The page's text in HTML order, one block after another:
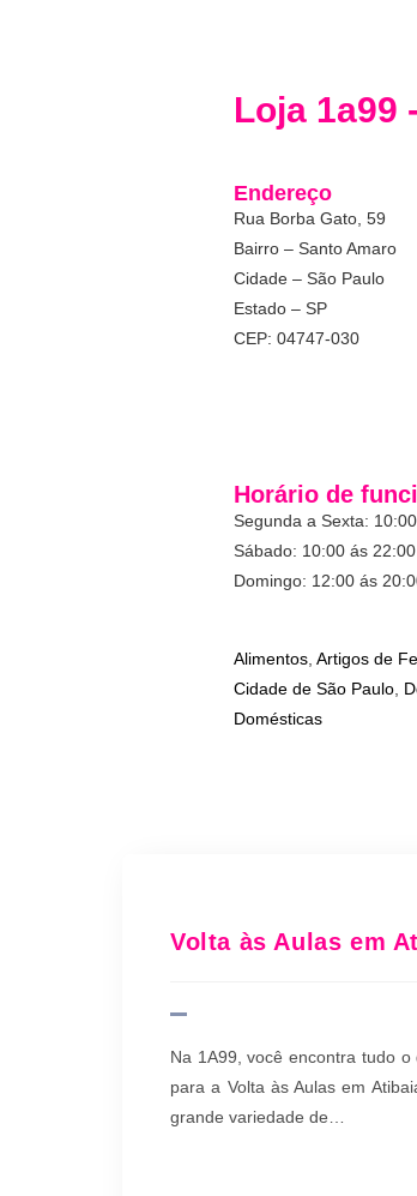
Loja 1a99
Endereço
Rua Borba Gato, 59
Bairro – Santo Amaro
Cidade – São Paulo
Estado – SP
CEP: 04747-030
Horário de
Segunda a Sexta:
Sábado: 10:00 ás 22:00
Domingo: 12:00 ás
Alimentos, Artigos de
Cidade de São Paulo,
Domésticas
Volta às Aulas em
Na 1A99, você encontra tudo o
para a Volta às Aulas em
grande variedade de…